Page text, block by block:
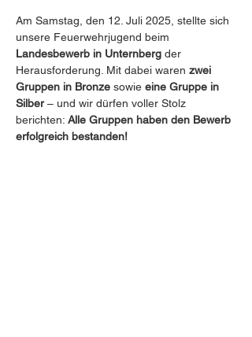
Am Samstag, den 12. Juli 2025, stellte sich
unsere Feuerwehrjugend beim
Landesbewerb in Unternberg der
Herausforderung. Mit dabei waren zwei
Gruppen in Bronze sowie eine Gruppe in
Silber – und wir dürfen voller Stolz
berichten: Alle Gruppen haben den Bewerb
erfolgreich bestanden!